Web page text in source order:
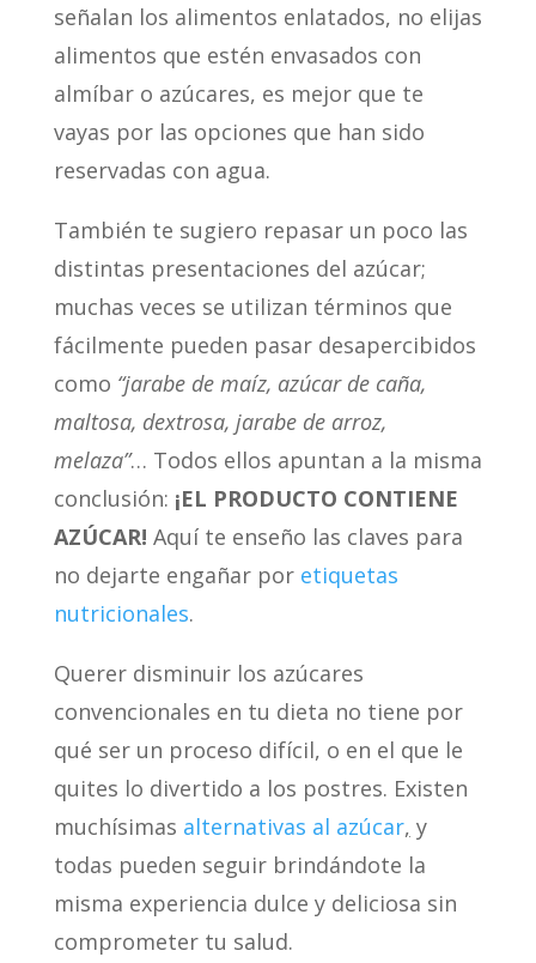
señalan los alimentos enlatados, no elijas
alimentos que estén envasados con
almíbar o azúcares, es mejor que te
vayas por las opciones que han sido
reservadas con agua.
También te sugiero repasar un poco las
distintas presentaciones del azúcar;
muchas veces se utilizan términos que
fácilmente pueden pasar desapercibidos
como “jarabe de maíz, azúcar de caña,
maltosa, dextrosa, jarabe de arroz,
melaza”… Todos ellos apuntan a la misma
conclusión: ¡EL PRODUCTO CONTIENE
AZÚCAR! Aquí te enseño las claves para
no dejarte engañar por etiquetas
nutricionales.
Querer disminuir los azúcares
convencionales en tu dieta no tiene por
qué ser un proceso difícil, o en el que le
quites lo divertido a los postres. Existen
muchísimas alternativas al azúcar, y
todas pueden seguir brindándote la
misma experiencia dulce y deliciosa sin
comprometer tu salud.